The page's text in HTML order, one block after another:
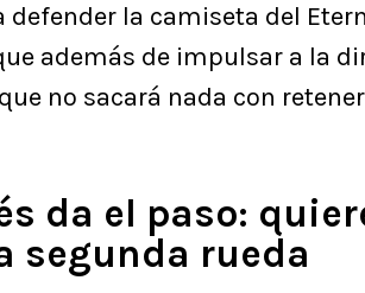
defender la camiseta del
además de impulsar a la
no sacará nada con
da el paso:
segunda rueda